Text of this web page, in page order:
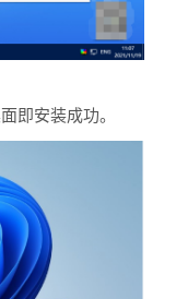
即安装成功。